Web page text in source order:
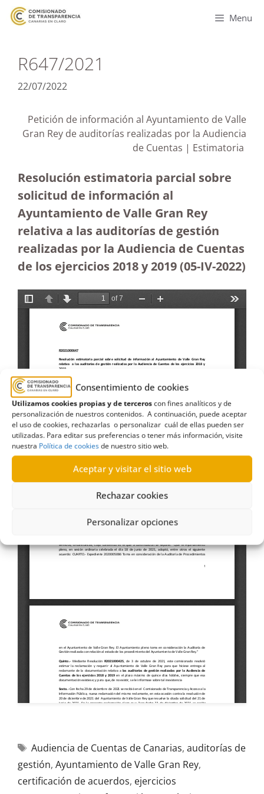
Consentimiento de cookies
Utilizamos cookies propias y de terceroscon fines analíticos y de
personalización de nuestros contenidos. A continuación, puede aceptar
el uso de cookies, rechazarlas o personalizar cuál de ellas pueden ser
utilizadas. Para editar sus preferencias o tener más información, visite
nuestra Política de cookiesde nuestro sitio web.
Aceptar y visitar el sitio web
Rechazar cookies
Personalizar opciones
Menu
R647/2021
22/07/2022
Petición de información al Ayuntamiento de Valle
Gran Rey de auditorías realizadas por la Audiencia
de Cuentas | Estimatoria
Resolución estimatoria parcial sobre
solicitud de información al
Ayuntamiento de Valle Gran Rey
relativa a las auditorías de gestión
realizadas por la Audiencia de Cuentas
de los ejercicios 2018 y 2019(05-IV-2022)
Audiencia de Cuentas de Canarias, auditorías de
gestión, Ayuntamiento de Valle Gran Rey,
certificación de acuerdos, ejercicios